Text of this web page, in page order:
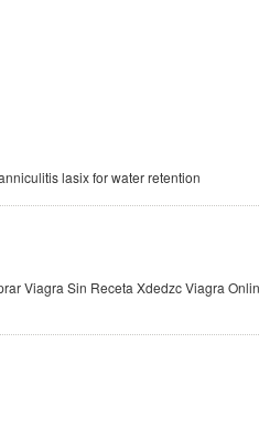
lasix for water retention
Viagra Sin Receta Xdedzc Viagra